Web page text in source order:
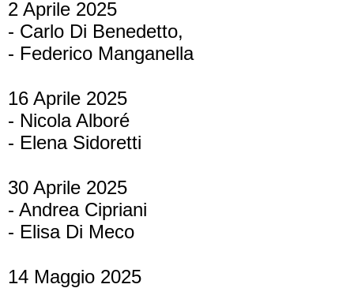
2 Aprile 2025
- Carlo Di Benedetto,
- Federico Manganella
16 Aprile 2025
- Nicola Alboré
- Elena Sidoretti
30 Aprile 2025
- Andrea Cipriani
- Elisa Di Meco
14 Maggio 2025